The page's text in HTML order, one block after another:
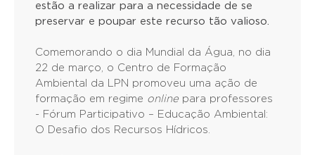
estão a realizar para a necessidade de se
preservar e poupar este recurso tão valioso.
Comemorando o dia Mundial da Água, no dia
22 de março, o Centro de Formação
Ambiental da LPN promoveu uma ação de
formação em regime online para professores
- Fórum Participativo – Educação Ambiental:
O Desafio dos Recursos Hídricos.